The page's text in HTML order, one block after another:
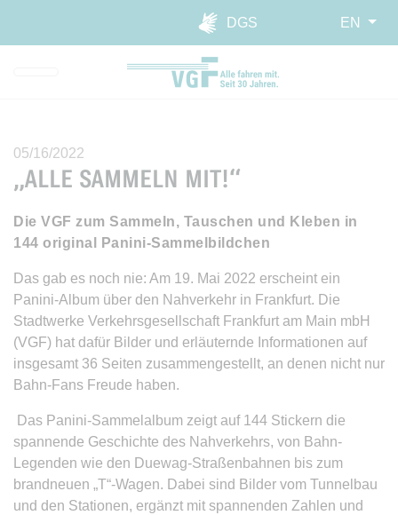
Skip to main navigation
Skip to main content
Report website barrier
DGS
EN
05/16/2022
„ALLE SAMMELN MIT!“
Die VGF zum Sammeln, Tauschen und Kleben in
144 original Panini-Sammelbildchen
Das gab es noch nie: Am 19. Mai 2022 erscheint ein
Panini-Album über den Nahverkehr in Frankfurt. Die
Stadtwerke Verkehrsgesellschaft Frankfurt am Main mbH
(VGF) hat dafür Bilder und erläuternde Informationen auf
insgesamt 36 Seiten zusammengestellt, an denen nicht nur
Bahn-Fans Freude haben.
Das Panini-Sammelalbum zeigt auf 144 Stickern die
spannende Geschichte des Nahverkehrs, von Bahn-
Legenden wie den Duewag-Straßenbahnen bis zum
brandneuen „T“-Wagen. Dabei sind Bilder vom Tunnelbau
und den Stationen, ergänzt mit spannenden Zahlen und